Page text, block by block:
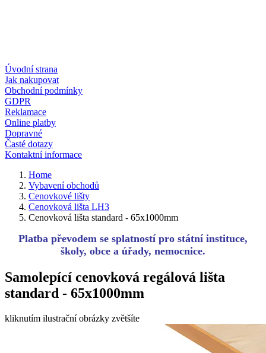
Úvodní strana
Jak nakupovat
Obchodní podmínky
GDPR
Reklamace
Online platby
Dopravné
Časté dotazy
Kontaktní informace
Home
Vybavení obchodů
Cenovkové lišty
Cenovková lišta LH3
Cenovková lišta standard - 65x1000mm
Platba převodem se splatností pro státní instituce,
školy, obce a úřady, nemocnice.
Samolepící cenovková regálová lišta
standard - 65x1000mm
kliknutím ilustrační obrázky zvětšíte